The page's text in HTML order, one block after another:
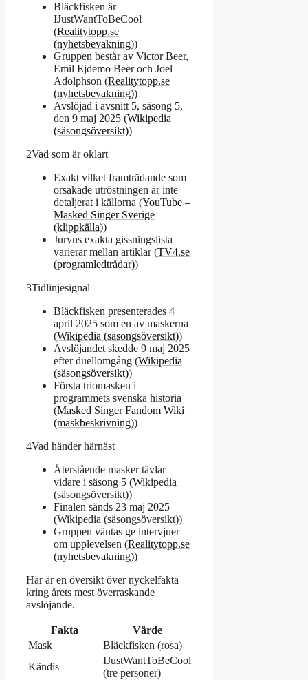
Bläckfisken är
IJustWantToBeCool
(Realitytopp.se
(nyhetsbevakning))
Gruppen består av Victor Beer,
Emil Ejdemo Beer och Joel
Adolphson (Realitytopp.se
(nyhetsbevakning))
Avslöjad i avsnitt 5, säsong 5,
den 9 maj 2025 (Wikipedia
(säsongsöversikt))
2Vad som är oklart
Exakt vilket framträdande som
orsakade utröstningen är inte
detaljerat i källorna (YouTube –
Masked Singer Sverige
(klippkälla))
Juryns exakta gissningslista
varierar mellan artiklar (TV4.se
(programledtrådar))
3Tidlinjesignal
Bläckfisken presenterades 4
april 2025 som en av maskerna
(Wikipedia (säsongsöversikt))
Avslöjandet skedde 9 maj 2025
efter duellomgång (Wikipedia
(säsongsöversikt))
Första triomasken i
programmets svenska historia
(Masked Singer Fandom Wiki
(maskbeskrivning))
4Vad händer härnäst
Återstående masker tävlar
vidare i säsong 5 (Wikipedia
(säsongsöversikt))
Finalen sänds 23 maj 2025
(Wikipedia (säsongsöversikt))
Gruppen väntas ge intervjuer
om upplevelsen (Realitytopp.se
(nyhetsbevakning))
Här är en översikt över nyckelfakta
kring årets mest överraskande
avslöjande.
Fakta
Värde
Mask
Bläckfisken (rosa)
Kändis
IJustWantToBeCool
(tre personer)